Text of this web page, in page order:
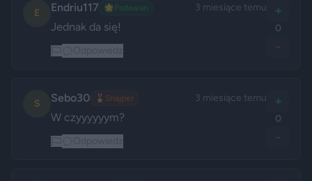
E Endriu117 🌟 Padawan 3 miesiące temu
Jednak da się!
+
0
-
S Sebo30 🎖️ Snajper 3 miesiące temu
W czyyyyyym?
+
0
-